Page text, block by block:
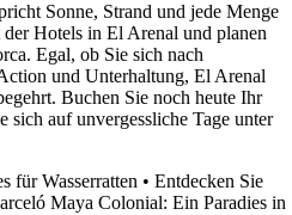
Sonne, Strand und jede Menge
Hotels in El Arenal und planen
Egal, ob Sie sich nach
und Unterhaltung, El Arenal
Buchen Sie noch heute Ihr
auf unvergessliche Tage unter
für Wasserratten • Entdecken Sie
Maya Colonial: Ein Paradies in